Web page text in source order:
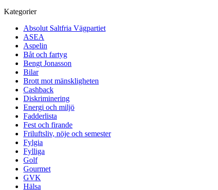
Kategorier
Absolut Saltfria Vägpartiet
ASEA
Aspelin
Båt och fartyg
Bengt Jonasson
Bilar
Brott mot mänskligheten
Cashback
Diskriminering
Energi och miljö
Fadderlista
Fest och firande
Friluftsliv, nöje och semester
Fylgia
Fylliga
Golf
Gourmet
GVK
Hälsa